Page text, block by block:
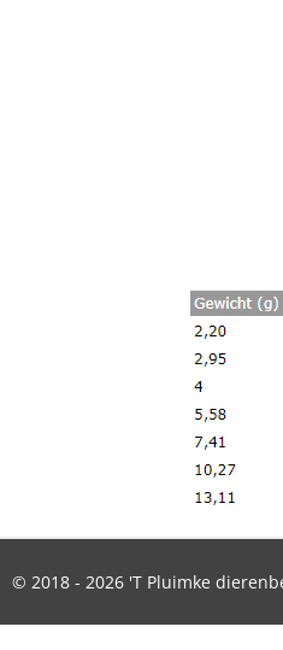
© 2018 - 2026 'T Pluimke